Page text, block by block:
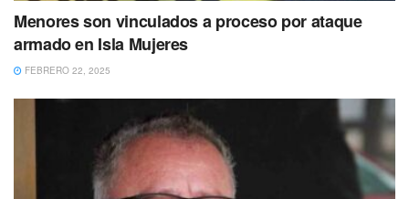
Menores son vinculados a proceso por ataque
armado en Isla Mujeres
FEBRERO 22, 2025